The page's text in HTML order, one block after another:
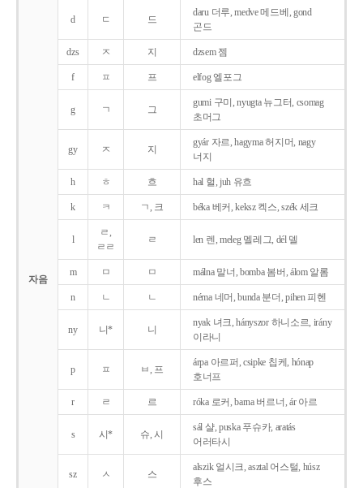
자음
d ㄷ 드
daru 더루, medve 메드베, gond
곤드
dzs ㅈ 지 dzsem 젬
f ㅍ 프 elfog 엘포그
g ㄱ 그
gumi 구미, nyugta 뉴그터, csomag
초머그
gy ㅈ 지
gyár 자르, hagyma 허지머, nagy
너지
h ㅎ 흐 hal 헐, juh 유흐
k ㅋ ㄱ, 크 béka 베커, keksz 켁스, szék 세크
l
ㄹ,
ㄹㄹ
ㄹ len 렌, meleg 멜레그, dél 델
m ㅁ ㅁ málna 말너, bomba 봄버, álom 알롬
n ㄴ ㄴ néma 네머, bunda 분더, pihen 피헨
ny 니* 니
nyak 녀크, hányszor 하니소르, irány
이라니
p ㅍ ㅂ, 프
árpa 아르퍼, csipke 칩케, hónap
호너프
r ㄹ 르 róka 로커, barna 버르너, ár 아르
s 시* 슈, 시
sál 샬, puska 푸슈카, aratás
어러타시
sz ㅅ 스
alszik 얼시크, asztal 어스털, húsz
후스